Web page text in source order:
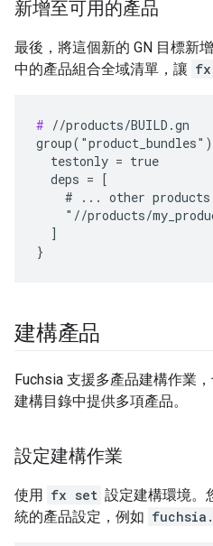
新增至可用的產品
最後，將這個新的 GN 目標新
中的產品組合全域清單，讓 fx
# //products/BUILD.gn
  testonly = true
  deps = [
    # ... other products
"//products/
  ]
建構產品
Fuchsia 支援多產品建構作業
建構目錄中提供多項產品。
設定建構作業
使用 fx set 設定建構環境。
統的產品設定，例如